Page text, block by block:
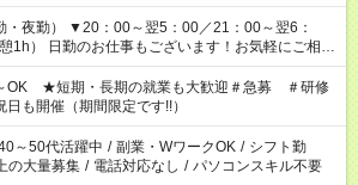
・夜勤） ▼20：00～翌5：00／21：00～翌6：
！お気軽にご相談
OK ★短期・長期の就業も大歓迎＃急募 ＃研修
も開催（期間限定です!!）
～50代活躍中 / 副業・WワークOK / シフト勤
の大量募集 / 電話対応なし / パソコンスキル不要